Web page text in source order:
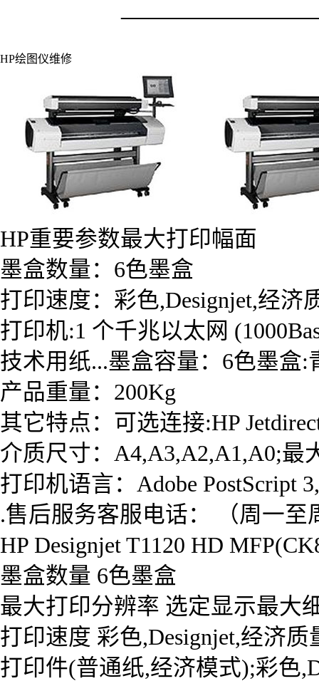
HP绘图仪维修
HP重要参数最大打印幅面
墨盒数量：6色墨盒
打印速度：彩色,Designjet,经济
打印机:1 个千兆以太网
技术用纸...墨盒容量：6色墨盒:
产品重量：200Kg
其它特点：可选连接:HP
介质尺寸：A4,A3,A2,A1,A0;最
打印机语言：Adobe PostScript
.售后服务客服电话： （周一至
HP Designjet T1120 HD
墨盒数量 6色墨盒
最大打印分辨率 选定显示最大
打印速度 彩色,Designjet,经济
打印件(普通纸,经济模式);彩色